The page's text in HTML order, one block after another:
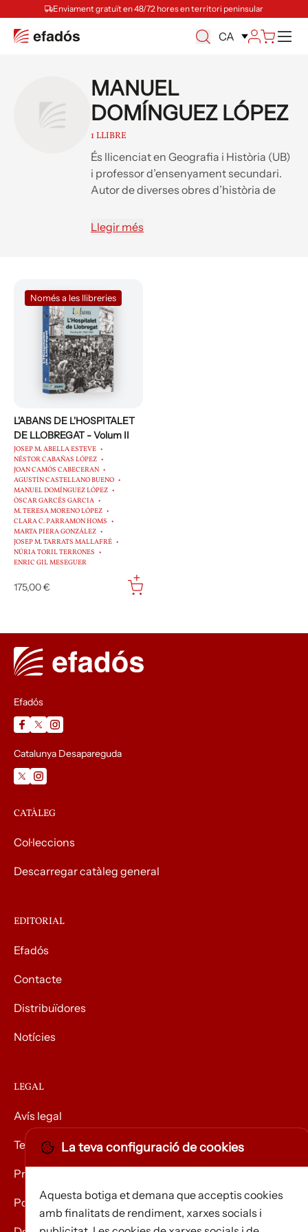
Enviament gratuït en 48/72 hores en territori peninsular
CA
MANUEL
DOMÍNGUEZ LÓPEZ
1 LLIBRE
És llicenciat en Geografia i Història (UB)
i professor d’ensenyament secundari.
Autor de diverses obres d’història de
d’Estudis de l’Hospitalet. Manté el blog
Llegir més
Només a les llibreries
L'ABANS DE L'HOSPITALET
DE LLOBREGAT - Volum II
JOSEP M. ABELLA ESTEVE
NÉSTOR CABAÑAS LÓPEZ
JOAN CAMÓS CABECERAN
AGUSTÍN CASTELLANO BUENO
MANUEL DOMÍNGUEZ LÓPEZ
ÒSCAR GARCÉS GARCIA
M. TERESA MORENO LÓPEZ
CLARA C. PARRAMON HOMS
MARTA PIERA GONZÁLEZ
JOSEP M. TARRATS MALLAFRÉ
NÚRIA TORIL TERRONES
ENRIC GIL MESEGUER
175,00 €
Efadós
Catalunya Desapareguda
CATÀLEG
Col·leccions
Descarregar catàleg general
EDITORIAL
Efadós
Contacte
Distribuïdores
Notícies
LEGAL
Avís legal
Termes i condicions
Privacitat
Política de Cookies
La teva configuració de cookies
Aquesta botiga et demana que acceptis cookies
amb finalitats de rendiment, xarxes socials i